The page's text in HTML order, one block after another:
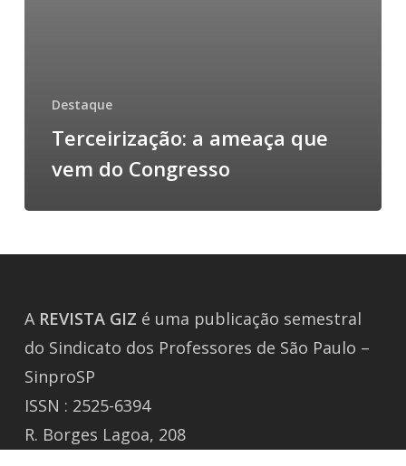
Destaque
Terceirização: a ameaça que
vem do Congresso
A REVISTA GIZ é uma publicação semestral
do Sindicato dos Professores de São Paulo –
SinproSP
ISSN : 2525-6394
R. Borges Lagoa, 208